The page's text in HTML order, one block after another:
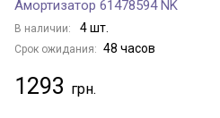
Амортизатор 61478594 NK
В наличии: 4 шт.
Срок ожидания: 48 часов
1293